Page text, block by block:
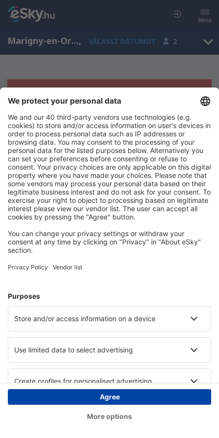
Menü
Marigny-en-Orxois, Pikárdia, Franciaország, VÁLASSZ DÁTUMOT 2
Sajnos semmilyen eredménnyel nem
szolgálhatunk.
Próbáld meg még egyszer más kritériumot kiválasztva
Copyright © eSky.hu Minden jog fenntartva.